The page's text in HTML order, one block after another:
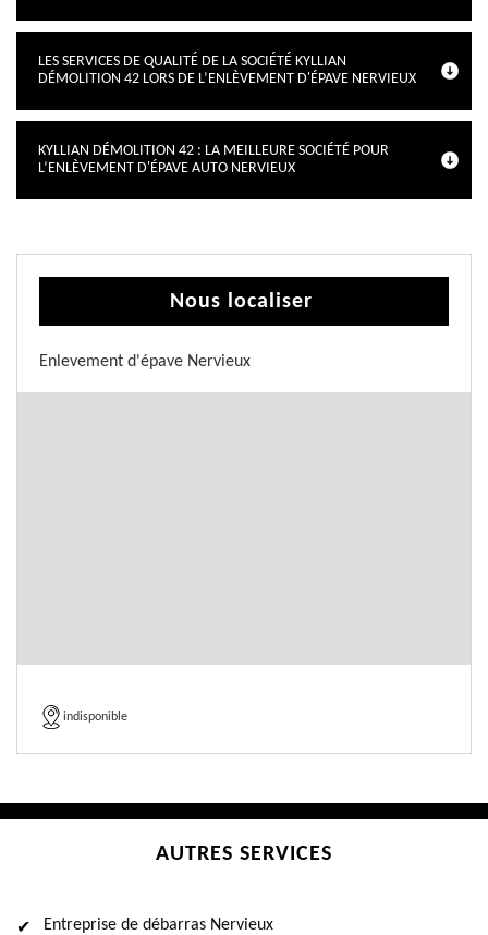
LES SERVICES DE QUALITÉ DE LA SOCIÉTÉ KYLLIAN
DÉMOLITION 42 LORS DE L’ENLÈVEMENT D'ÉPAVE NERVIEUX
KYLLIAN DÉMOLITION 42 : LA MEILLEURE SOCIÉTÉ POUR
L’ENLÈVEMENT D'ÉPAVE AUTO NERVIEUX
Nous localiser
Enlevement d'épave Nervieux
indisponible
AUTRES SERVICES
Entreprise de débarras Nervieux